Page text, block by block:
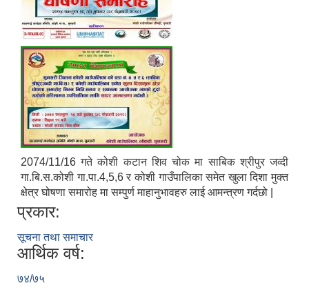
2074/11/16 गते कोशी कटान शिव चोक मा साबिक श्रीपुर जव्दी
गा.बि.स.कोशी गा.पा.4,5,6 र कोशी गाउँपालिका समेत खुला दिशा मुक्त
क्षेत्र घोषणा समारोह मा सम्पुर्ण माहानुभावहरु लाई आमन्त्रण गर्दछो |
प्रकार:
सूचना तथा समाचार
आर्थिक वर्ष:
७४/७५